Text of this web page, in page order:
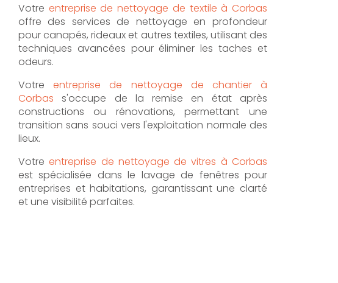
Votre entreprise de nettoyage de textile à Corbas
offre des services de nettoyage en profondeur
pour canapés, rideaux et autres textiles, utilisant des
techniques avancées pour éliminer les taches et
odeurs.
Votreentreprise de nettoyage de chantier à
Corbas s'occupe de la remise en état après
constructions ou rénovations, permettant une
transition sans souci vers l'exploitation normale des
lieux.
Votreentreprise de nettoyage de vitres à Corbas
est spécialisée dans le lavage de fenêtres pour
entreprises et habitations, garantissant une clarté
et une visibilité parfaites.